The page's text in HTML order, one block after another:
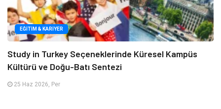
EĞITIM & KARIYER
Study in Turkey Seçeneklerinde Küresel Kampüs
Kültürü ve Doğu-Batı Sentezi
25 Haz 2026, Per